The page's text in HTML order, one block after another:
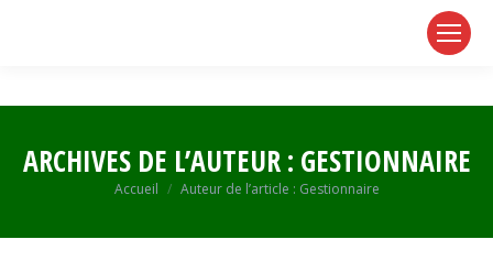
ARCHIVES DE L’AUTEUR : GESTIONNAIRE
Vous êtes ici :
Accueil Auteur de l’article : Gestionnaire